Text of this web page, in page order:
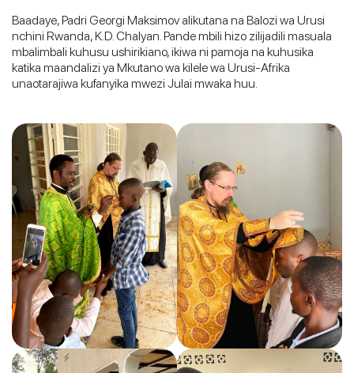
Baadaye, Padri Georgi Maksimov alikutana na Balozi wa Urusi
nchini Rwanda, K.D. Chalyan. Pande mbili hizo zilijadili masuala
mbalimbali kuhusu ushirikiano, ikiwa ni pamoja na kuhusika
katika maandalizi ya Mkutano wa kilele wa Urusi-Afrika
unaotarajiwa kufanyika mwezi Julai mwaka huu.